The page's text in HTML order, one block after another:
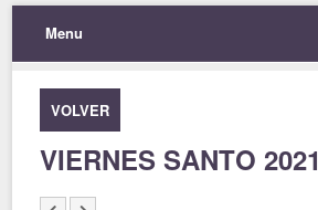
Menu
VOLVER
VIERNES SANTO 2021